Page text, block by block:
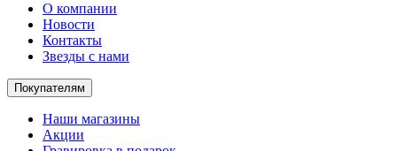
О компании
Новости
Контакты
Звезды с нами
Покупателям
Наши магазины
Акции